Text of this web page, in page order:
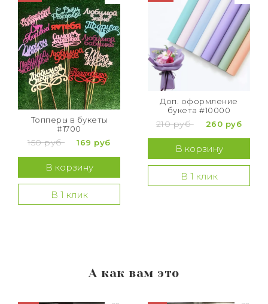
Топперы в букеты
#1700
150 руб 169 руб
В корзину
В 1 клик
Доп. оформление
букета #10000
210 руб 260 руб
В корзину
В 1 клик
А как вам это